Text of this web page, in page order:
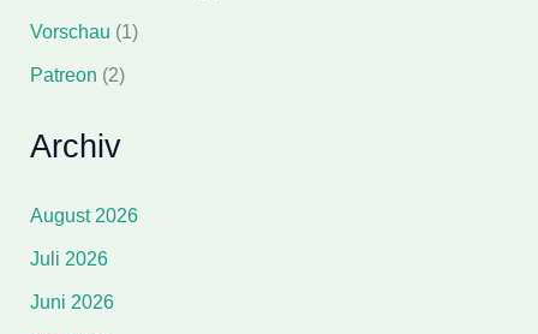
Vorschau (1)
Patreon (2)
Archiv
August 2026
Juli 2026
Juni 2026